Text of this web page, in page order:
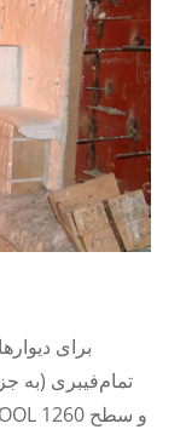
تمام‌فیبری (به